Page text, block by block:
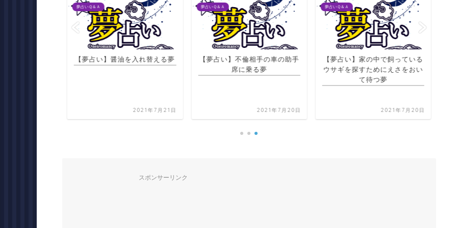
夢占いＱ＆Ａ
【夢占い】醤油を入れ替える夢
2021年7月21日
夢占いＱ＆Ａ
【夢占い】不倫相手の車の助手
席に乗る夢
2021年7月20日
夢占いＱ＆Ａ
【夢占い】家の中で飼っている
ウサギを探すためにえさをおい
て待つ夢
2021年7月20日
スポンサーリンク